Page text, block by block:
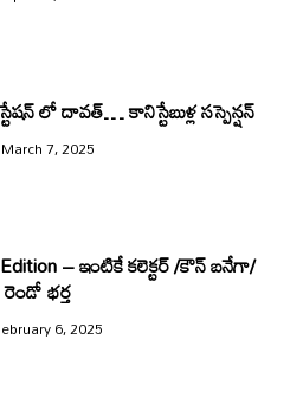
లో దావత్… కానిస్టేబుళ్ల సస్పెన్షన్
March 7, 2025
– ఇంటికే కలెక్టర్ /కౌన్​ బనేగా/
రెండో భర్త
6, 2025